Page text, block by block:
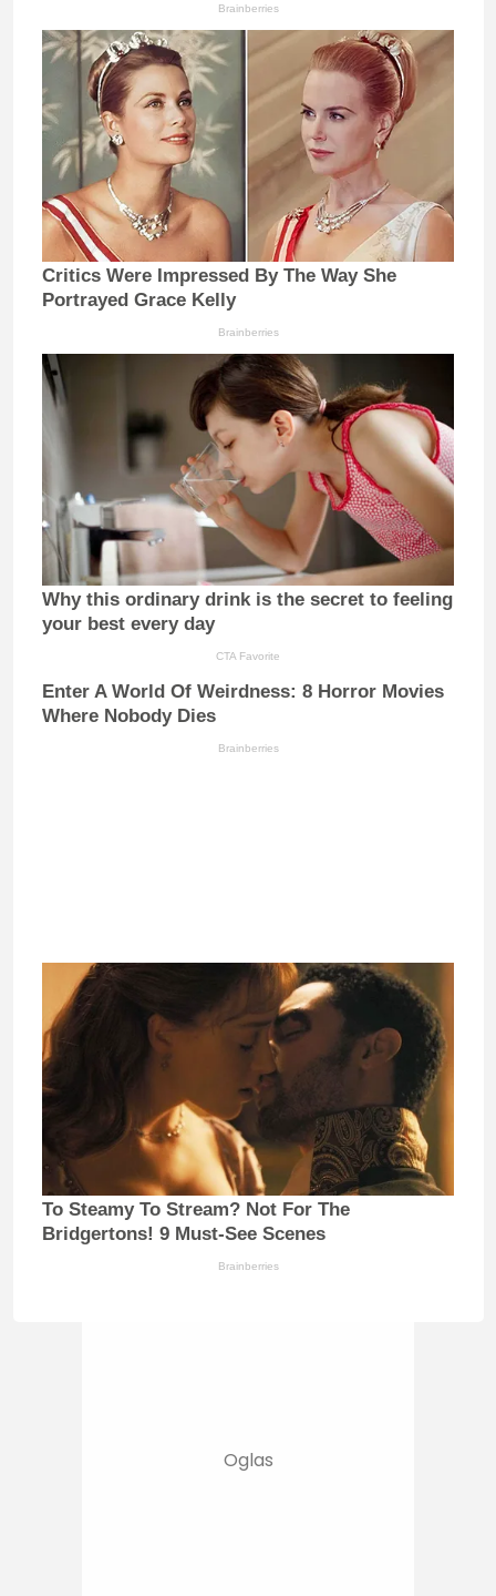
Brainberries
Critics Were Impressed By The Way She
Portrayed Grace Kelly
Brainberries
Why this ordinary drink is the secret to feeling
your best every day
CTA Favorite
Enter A World Of Weirdness: 8 Horror Movies
Where Nobody Dies
Brainberries
To Steamy To Stream? Not For The
Bridgertons! 9 Must-See Scenes
Brainberries